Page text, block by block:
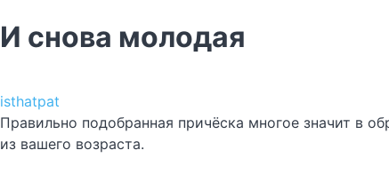
И снова молодая
isthatpat
Правильно подобранная причёска многое значит в
из вашего возраста.